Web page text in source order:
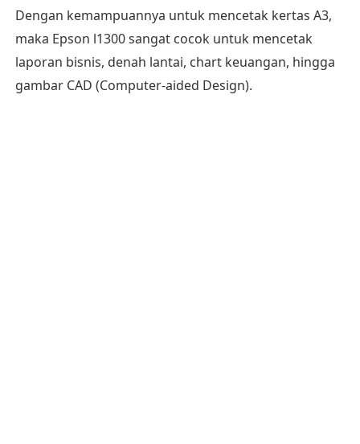
Dengan kemampuannya untuk mencetak kertas A3,
maka Epson l1300 sangat cocok untuk mencetak
laporan bisnis, denah lantai, chart keuangan, hingga
gambar CAD (Computer-aided Design).